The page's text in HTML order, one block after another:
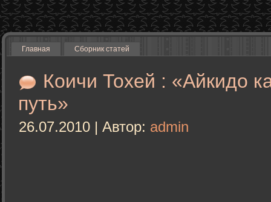
Главная Сборник статей
Коичи Тохей : «Айкидо
путь»
26.07.2010 | Автор: admin